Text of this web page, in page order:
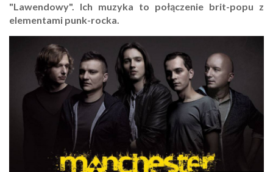
"Lawendowy". Ich muzyka to połączenie brit-popu z
elementami punk-rocka.